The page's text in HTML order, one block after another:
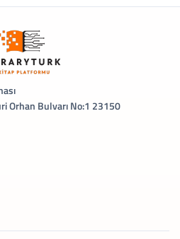
Orhan Bulvarı No:1 23150